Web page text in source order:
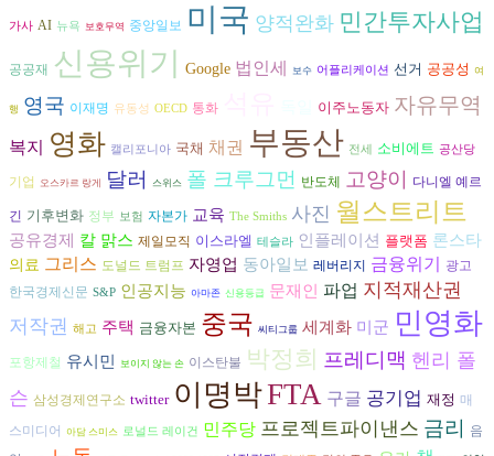
가사 AI 뉴욕 보호무역 중앙일보 미국 양적완화 민간투자사업
공공재 신용위기 Google 법인세 보수 어플리케이션 선거 공공성 여
행 영국 이재명 유동성 OECD 통화 이주노동자 자유무역
복지 영화 캘리포니아 국채 채권 부동산 전세 소비에트 공산당
기업 오스카르 랑게 달러 스위스 폴 크루그먼 반도체 고양이 다니엘 예르
긴 기후변화 정부 보험 자본가 교육 The Smiths 사진 월스트리트
공유경제 칼 맑스 제일모직 이스라엘 테슬라 인플레이션 플랫폼 론스타
의료 그리스 도널드 트럼프 자영업 동아일보 레버리지 금융위기 광고
한국경제신문 S&P 인공지능 아마존 신용등급 문재인 파업 지적재산권
저작권
해고 주택 금융자본 중국 씨티그룹 세계화 미군 민영화
포항제철 유시민 보이지 않는 손 이스탄불 박정희 프레디맥 헨리 폴
슨 삼성경제연구소 twitter 이명박FTA 구글 공기업 재정 매
스미디어 아담 스미스 로널드 레이건 민주당 프로젝트파이낸스 금리
음